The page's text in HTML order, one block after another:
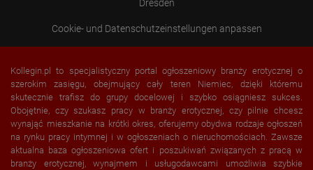
Which videos were watched?
Were any advertising banners clicked?
Where did the visitor go? Did he click on other pages of the
How long did the visitor stay?
Place of processing:
European Union & USA
Dresden
Cookie- und Datenschutzeinstellungen anpassen
Kollegin.pl to specjalistyczny portal ogłoszeniowy branży erotycznej o
szerokim zasięgu, obejmujący cały teren Niemiec, dzięki któremu
skutecznie trafisz do grupy docelowej i szybko osiągniesz sukces.
Obojętnie, czy szukasz pracy w branży erotycznej, czy pilnie chcesz
wynająć mieszkanie na krótki okres, oferujemy obydwa rodzaje ogłoszeń
na rynku pracy intymnej i w ogłoszeniach o nieruchomościach. Zawsze
aktualna baza ogłoszeniowa ofert i poszukiwań związanych z pracą w
branży erotycznej, wynajmem i usługodawcami umożliwia szybkie